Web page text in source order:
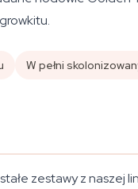
W pełni
zestawy z naszej